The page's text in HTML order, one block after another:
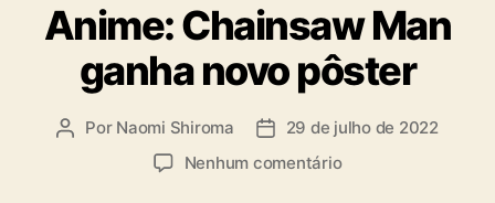
t
e
g
o
a
Anime: Chainsaw Man
ganha novo pôster
A Por Naomi Shiroma
D 29 de julho de 2022
Nenhum comentárioe